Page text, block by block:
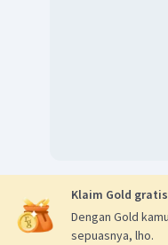
Klaim Gold
Dengan Gold
sepuasnya, lho.